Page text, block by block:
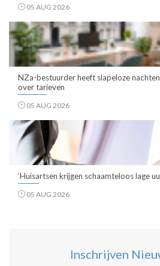
05 AUG 2026
NZa-bestuurder heeft slapeloze
over tarieven
05 AUG 2026
‘Huisartsen krijgen schaamteloos lage
05 AUG 2026
Inschrijven